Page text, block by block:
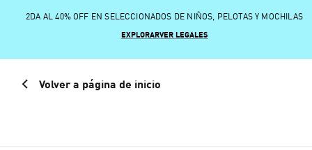
2DA AL 40% OFF EN SELECCIONADOS DE NIÑOS, PELOTAS Y MOCHILAS
EXPLORARVER LEGALES
Volver a página de inicio